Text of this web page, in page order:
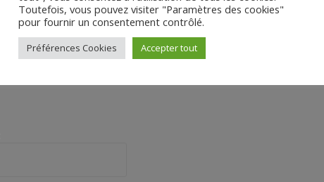
Toutefois, vous pouvez visiter "Paramètres des cookies"
pour fournir un consentement contrôlé.
Préférences Cookies Accepter tout